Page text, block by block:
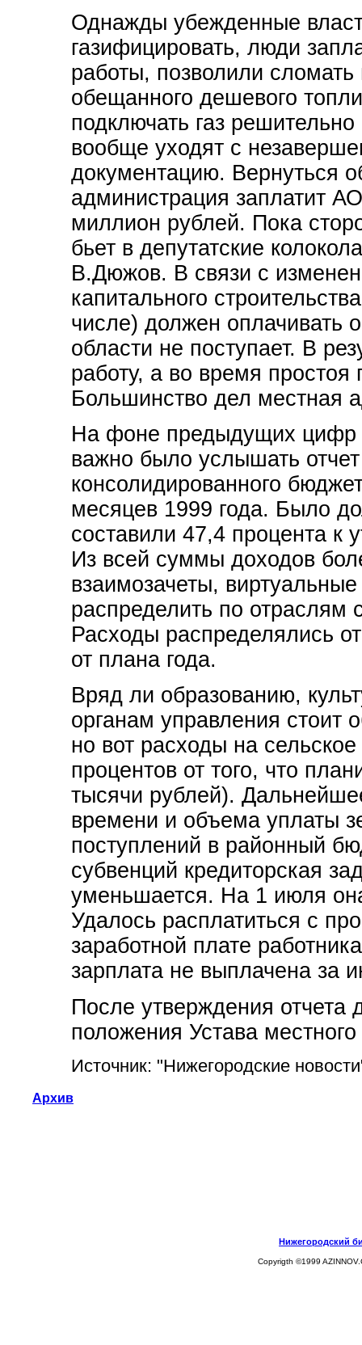
Однажды убежденные
газифицировать, люди
работы, позволили
обещанного дешевого
подключать газ
вообще уходят с
документацию. Вернуться
администрация заплатит
миллион рублей. Пока
бьет в депутатские
В.Дюжов. В связи с
капитального
числе) должен оплачивать
области не поступает. В
работу, а во время
Большинство дел местная
На фоне предыдущих цифр
важно было услышать
консолидированного
месяцев 1999 года. Было
составили 47,4 процента к
Из всей суммы доходов
взаимозачеты,
распределить по отраслям
Расходы распределялись
от плана года.
Вряд ли образованию,
органам управления стоит
но вот расходы на
процентов от того, что
тысячи рублей).
времени и объема уплаты
поступлений в районный
субвенций кредиторская
уменьшается. На 1 июля
Удалось расплатиться с
заработной плате
зарплата не выплачена за
После утверждения отчета
положения Устава
Источник: "Нижегородские
Архив
Нижегородский
Copyrigth ©1999